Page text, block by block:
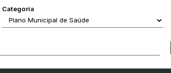
Categoria